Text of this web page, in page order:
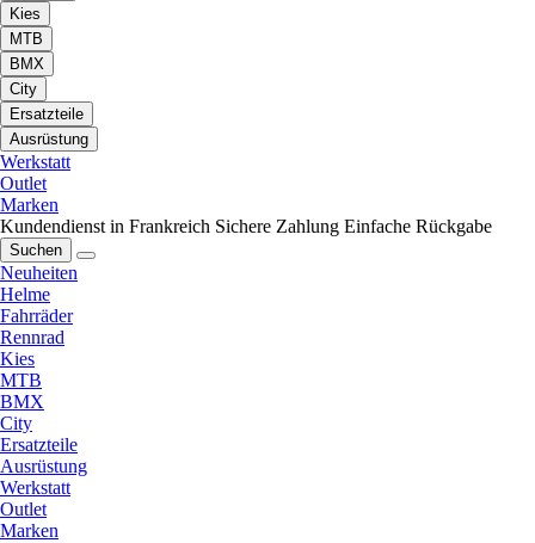
Kies
MTB
BMX
City
Ersatzteile
Ausrüstung
Werkstatt
Outlet
Marken
Kundendienst in Frankreich Sichere Zahlung Einfache Rückgabe
Suchen
Neuheiten
Helme
Fahrräder
Rennrad
Kies
MTB
BMX
City
Ersatzteile
Ausrüstung
Werkstatt
Outlet
Marken